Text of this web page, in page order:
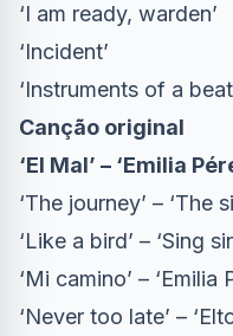
‘I am ready, warden’
‘Incident’
‘Instruments of a
Canção original
‘El Mal’ – ‘Emilia
‘The journey’ – ‘The
‘Like a bird’ – ‘Sing
‘Mi camino’ – ‘Emilia
‘Never too late’ –